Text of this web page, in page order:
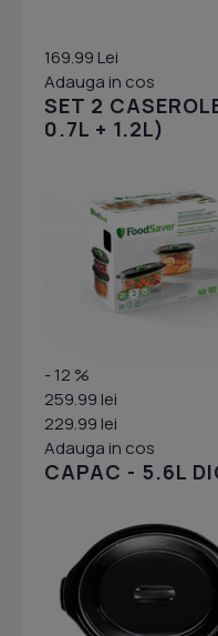
169.99 Lei
Adauga in cos
SET 2
0.7L + 1.2L)
- 12 %
259.99 lei
229.99 lei
Adauga in cos
CAPAC - 5.6L